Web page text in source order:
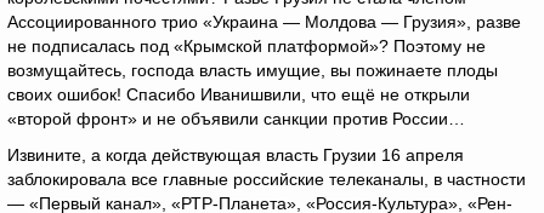
Ассоциированного трио «Украина — Молдова — Грузия», разве
не подписалась под «Крымской платформой»? Поэтому не
возмущайтесь, господа власть имущие, вы пожинаете плоды
своих ошибок! Спасибо Иванишвили, что ещё не открыли
«второй фронт» и не объявили санкции против России…
Извините, а когда действующая власть Грузии 16 апреля
заблокировала все главные российские телеканалы, в частности
— «Первый канал», «РТР-Планета», «Россия-Культура», «Рен-